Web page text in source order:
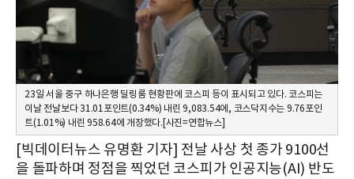
23일 서울 중구 하나은행 딜링룸 현황판에 코스피 등이 표시되고 있다. 코스피는
이날 전날보다 31.01포인트(0.34%) 내린 9,083.54에, 코스닥지수는 9.76포인
트(1.01%) 내린 958.64에 개장했다.[사진=연합뉴스]
[빅데이터뉴스 유명환 기자] 전날 사상 첫 종가 9100선
을 돌파하며 정점을 찍었던 코스피가 인공지능(AI) 반도